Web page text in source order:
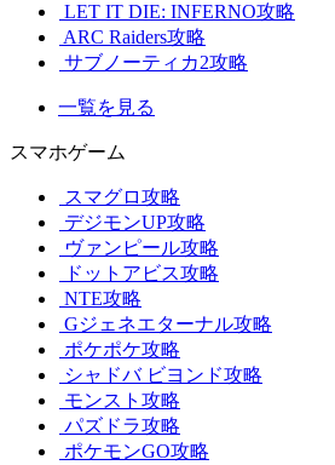
LET IT DIE: INFERNO攻略
ARC Raiders攻略
サブノーティカ2攻略
一覧を見る
スマホゲーム
スマグロ攻略
デジモンUP攻略
ヴァンピール攻略
ドットアビス攻略
NTE攻略
Gジェネエターナル攻略
ポケポケ攻略
シャドバ ビヨンド攻略
モンスト攻略
パズドラ攻略
ポケモンGO攻略